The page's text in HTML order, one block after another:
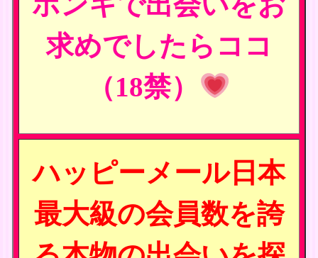
求めでしたらココ
（18禁）
ハッピーメール日本
最大級の会員数を誇